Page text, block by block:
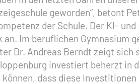
geworden“, betont
der Schule. Der KI-
Im beruflichen Gymnasium
Dr. Andreas Berndt zeigt sich
investiert beherzt in
dass diese